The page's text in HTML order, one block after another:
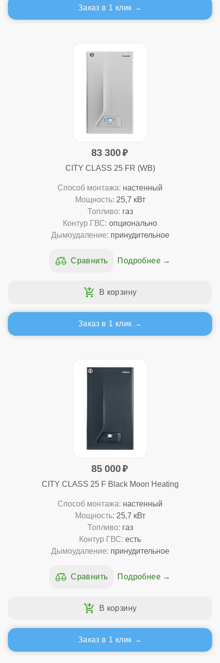
Заказ в 1 клик
83 300
CITY CLASS 25 FR (WB)
Способ монтажа: настенный
Мощность: 25,7 кВт
Топливо: газ
Контур ГВС: опционально
Дымоудаление: принудительное
Подробнее
Заказ в 1 клик
85 000
CITY CLASS 25 F Black Moon Heating
Способ монтажа: настенный
Мощность: 25,7 кВт
Топливо: газ
Контур ГВС: есть
Дымоудаление: принудительное
Подробнее
Заказ в 1 клик